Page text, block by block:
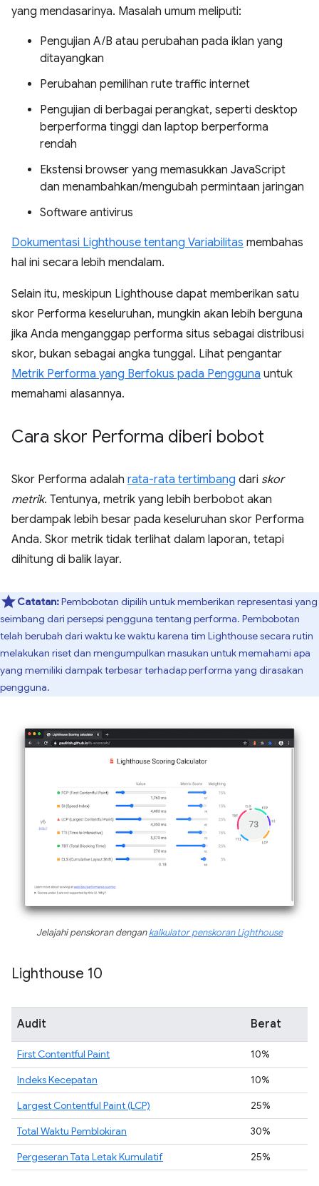
yang mendasarinya. Masalah umum meliputi:
Pengujian A/B atau perubahan pada iklan yang
ditayangkan
Perubahan pemilihan rute traffic internet
Pengujian di berbagai perangkat, seperti desktop
berperforma tinggi dan laptop berperforma
rendah
Ekstensi browser yang memasukkan JavaScript
dan menambahkan/mengubah permintaan jaringan
Software antivirus
Dokumentasi Lighthouse tentang Variabilitas membahas
hal ini secara lebih mendalam.
Selain itu, meskipun Lighthouse dapat memberikan satu
skor Performa keseluruhan, mungkin akan lebih berguna
jika Anda menganggap performa situs sebagai distribusi
skor, bukan sebagai angka tunggal. Lihat pengantar
Metrik Performa yang Berfokus pada Pengguna untuk
memahami alasannya.
Cara skor Performa diberi bobot
Skor Performa adalah rata-rata tertimbang dari skor
metrik. Tentunya, metrik yang lebih berbobot akan
berdampak lebih besar pada keseluruhan skor Performa
Anda. Skor metrik tidak terlihat dalam laporan, tetapi
dihitung di balik layar.
Catatan:Pembobotan dipilih untuk memberikan representasi yang
seimbang dari persepsi pengguna tentang performa. Pembobotan
telah berubah dari waktu ke waktu karena tim Lighthouse secara rutin
melakukan riset dan mengumpulkan masukan untuk memahami apa
yang memiliki dampak terbesar terhadap performa yang dirasakan
pengguna.
Jelajahi penskoran dengankalkulator penskoran Lighthouse
Lighthouse 10
Audit Berat
First Contentful Paint
10%
Indeks Kecepatan
10%
Largest Contentful Paint (LCP)
25%
Total Waktu Pemblokiran
30%
Pergeseran Tata Letak Kumulatif
25%